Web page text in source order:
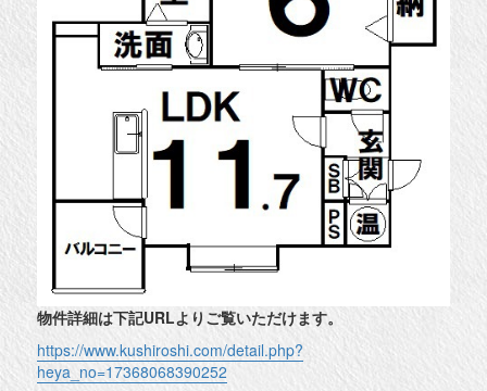
物件詳細は下記URLよりご覧いただけます。
https://www.kushiroshi.com/detail.php?
heya_no=17368068390252